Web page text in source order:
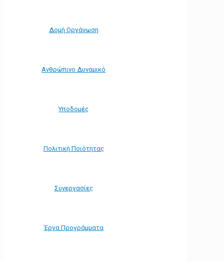
Δομή Οργάνωση
Ανθρώπινο Δυναμικό
Υποδομές
Πολιτική Ποιότητας
Συνεργασίες
Έργα Προγράμματα